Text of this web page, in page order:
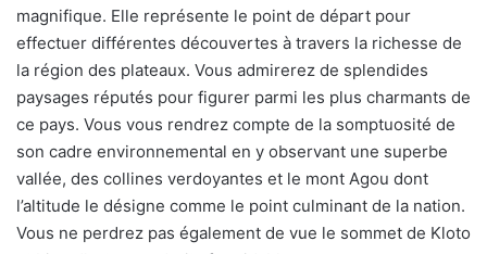
magnifique. Elle représente le point de départ pour
effectuer différentes découvertes à travers la richesse de
la région des plateaux. Vous admirerez de splendides
paysages réputés pour figurer parmi les plus charmants de
ce pays. Vous vous rendrez compte de la somptuosité de
son cadre environnemental en y observant une superbe
vallée, des collines verdoyantes et le mont Agou dont
l’altitude le désigne comme le point culminant de la nation.
Vous ne perdrez pas également de vue le sommet de Kloto